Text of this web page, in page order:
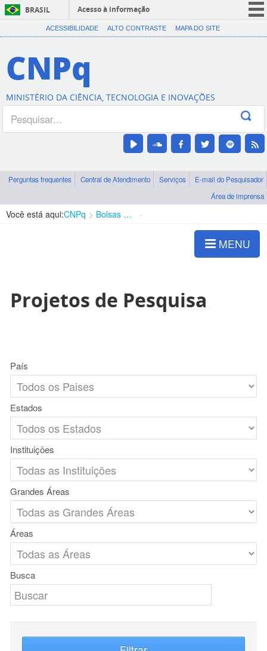
BRASIL
Acesso à informação
CORONAVÍRUS (COVID-19)
Canais
ACESSIBILIDADE ALTO CONTRASTE MAPA DO SITE
CNPq
MINISTÉRIO DA CIÊNCIA, TECNOLOGIA E INOVAÇÕES
Perguntas frequentes Central de Atendimento Serviços
E-mail do Pesquisador
Área de imprensa
Você está aqui:CNPq Bolsas e Auxílios Vigentes
MENU
Projetos de Pesquisa
País
Estados
Instituições
Grandes Áreas
Áreas
Busca